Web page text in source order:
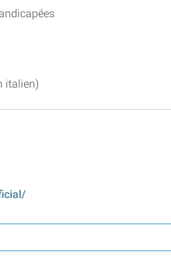
italien)